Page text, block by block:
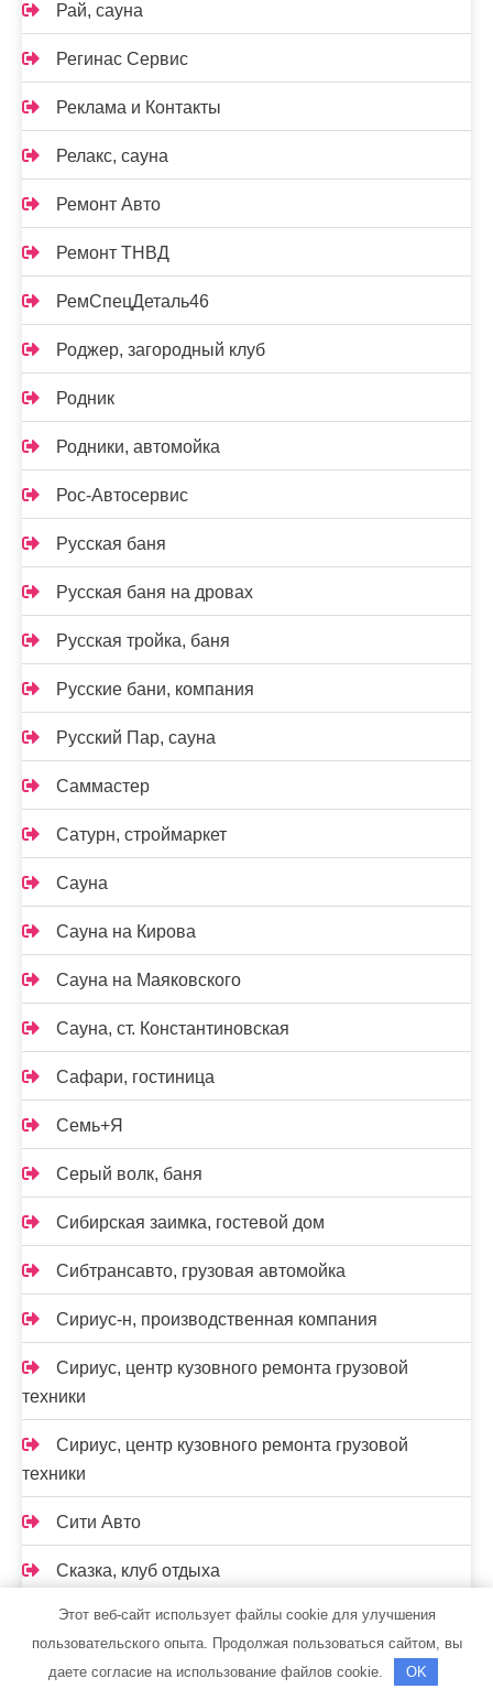
Рай, сауна
Регинас Сервис
Реклама и Контакты
Релакс, сауна
Ремонт Авто
Ремонт ТНВД
РемСпецДеталь46
Роджер, загородный клуб
Родник
Родники, автомойка
Рос-Автосервис
Русская баня
Русская баня на дровах
Русская тройка, баня
Русские бани, компания
Русский Пар, сауна
Саммастер
Сатурн, строймаркет
Сауна
Сауна на Кирова
Сауна на Маяковского
Сауна, ст. Константиновская
Сафари, гостиница
Семь+Я
Серый волк, баня
Сибирская заимка, гостевой дом
Сибтрансавто, грузовая автомойка
Сириус-н, производственная компания
Сириус, центр кузовного ремонта грузовой
техники
Сириус, центр кузовного ремонта грузовой
техники
Сити Авто
Сказка, клуб отдыха
Скиф, автомойка
Скиф, автомойка
Этот веб-сайт использует файлы cookie для улучшения
пользовательского опыта. Продолжая пользоваться сайтом, вы
даете согласие на использование файлов cookie.
OK